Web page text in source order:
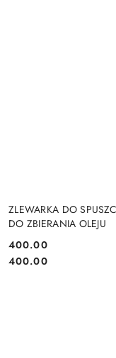
ZLEWARKA DO
DO ZBIERANIA OLEJU
Cena:
400.00
Cena:
400.00